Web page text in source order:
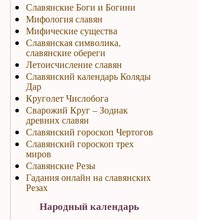
Славянские Боги и Богини
Мифология славян
Мифические существа
Славянская символика,
славянские обереги
Летоисчисление славян
Славянский календарь Коляды
Дар
Круголет Числобога
Сварожий Круг – Зодиак
древних славян
Славянский гороскоп Чертогов
Славянский гороскоп трех
миров
Славянские Резы
Гадания онлайн на славянских
Резах
Народный календарь